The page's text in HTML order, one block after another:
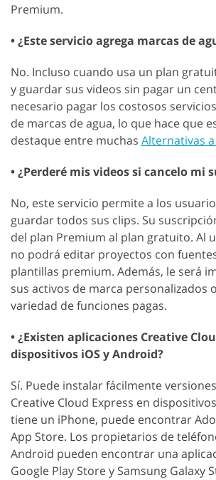
Premium.
• ¿Este servicio agrega marcas de
No. Incluso cuando usa un plan
y guardar sus videos sin pagar un
necesario pagar los costosos
de marcas de agua, lo que hace que
destaque entre muchas Alternativas
• ¿Perderé mis videos si cancelo mi
No, este servicio permite a los
guardar todos sus clips. Su
del plan Premium al plan gratuito. Al
no podrá editar proyectos con
plantillas premium. Además, le será
sus activos de marca personalizados
variedad de funciones pagas.
• ¿Existen aplicaciones Creative
dispositivos iOS y Android?
Sí. Puede instalar fácilmente
Creative Cloud Express en
tiene un iPhone, puede encontrar
App Store. Los propietarios de
Android pueden encontrar una
Google Play Store y Samsung Galaxy